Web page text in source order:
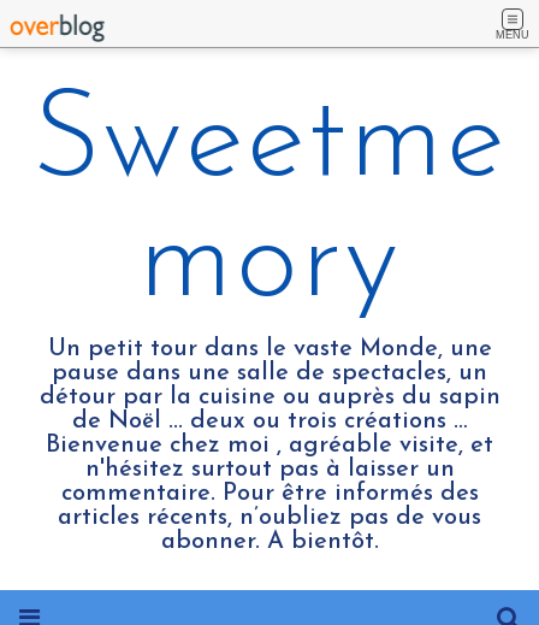
MENU
Sweetme
mory
Un petit tour dans le vaste Monde, une
pause dans une salle de spectacles, un
détour par la cuisine ou auprès du sapin
de Noël ... deux ou trois créations …
Bienvenue chez moi , agréable visite, et
n'hésitez surtout pas à laisser un
commentaire. Pour être informés des
articles récents, n’oubliez pas de vous
abonner. A bientôt.